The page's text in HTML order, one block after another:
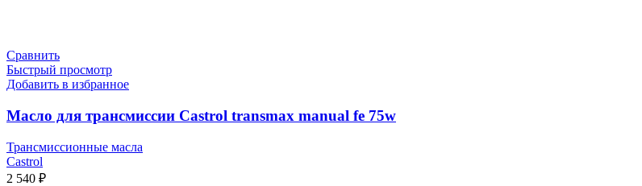
Сравнить
Быстрый просмотр
Добавить в избранное
Масло для трансмиссии Castrol transmax manual fe 75w
Трансмиссионные масла
Castrol
2 540 ₽